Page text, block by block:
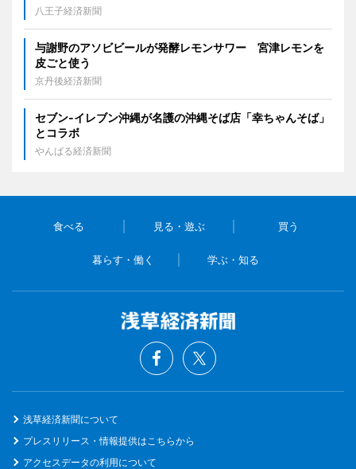
八王子経済新聞
与謝野のアソビビールが発酵レモンサワー 宮津レモンを
皮ごと使う
京丹後経済新聞
セブン‐イレブン沖縄が名護の沖縄そば店「幸ちゃんそば」
とコラボ
やんばる経済新聞
食べる 見る・遊ぶ 買う
暮らす・働く 学ぶ・知る
浅草経済新聞について
プレスリリース・情報提供はこちらから
アクセスデータの利用について